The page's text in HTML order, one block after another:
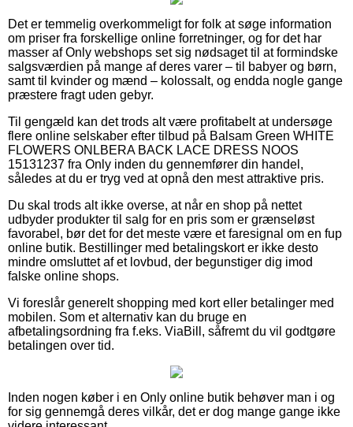
Det er temmelig overkommeligt for folk at søge information
om priser fra forskellige online forretninger, og for det har
masser af Only webshops set sig nødsaget til at formindske
salgsværdien på mange af deres varer – til babyer og børn,
samt til kvinder og mænd – kolossalt, og endda nogle gange
præstere fragt uden gebyr.
Til gengæld kan det trods alt være profitabelt at undersøge
flere online selskaber efter tilbud på Balsam Green WHITE
FLOWERS ONLBERA BACK LACE DRESS NOOS
15131237 fra Only inden du gennemfører din handel,
således at du er tryg ved at opnå den mest attraktive pris.
Du skal trods alt ikke overse, at når en shop på nettet
udbyder produkter til salg for en pris som er grænseløst
favorabel, bør det for det meste være et faresignal om en fup
online butik. Bestillinger med betalingskort er ikke desto
mindre omsluttet af et lovbud, der begunstiger dig imod
falske online shops.
Vi foreslår generelt shopping med kort eller betalinger med
mobilen. Som et alternativ kan du bruge en
afbetalingsordning fra f.eks. ViaBill, såfremt du vil godtgøre
betalingen over tid.
Inden nogen køber i en Only online butik behøver man i og
for sig gennemgå deres vilkår, det er dog mange gange ikke